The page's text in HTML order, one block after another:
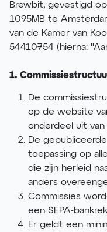
Brewbit, gevestigd
1095MB te
van de Kamer van
54410754 (hierna:
1.
De
op de website
onderdeel uit
De
toepassing op
die zijn herleid
anders
Commissies
een SEPA-
Er geldt een